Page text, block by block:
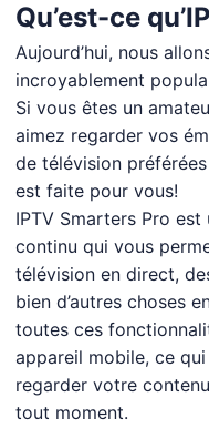
Qu’est-ce
Aujourd’hui, nous
incroyablement
Si vous êtes un
aimez regarder vos
de télévision
est faite pour vous!
IPTV Smarters Pro
continu qui vous
télévision en direct,
bien d’autres choses
toutes ces
appareil mobile, ce
regarder votre
tout moment.